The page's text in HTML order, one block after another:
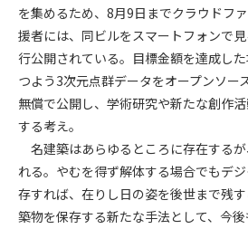
を集めるため、8月9日までクラウドフ
援者には、同ビルをスマートフォンで
行公開されている。目標金額を達成し
つよう3次元点群データをオープンソー
無償で公開し、学術研究や新たな創作
する考え。
名建築はあらゆるところに存在する
れる。やむを得ず解体する場合でもデ
存すれば、在りし日の姿を後世まで残
築物を保存する新たな手法として、今後
(2) 建設資料館の運営および保守管理上
(3) 広告掲載料金の支払が遅延した場合
(4) その他、管理者が不適当と判断した
第8条（サービスの変更・中止等）
管理者は、会員の承諾なく、本サービ
廃止を含み)し、本サービスの運営を中
できるものとします。これに起因する
被った損害について管理者は､一切の責
します。
第9条（会員の個人情報）